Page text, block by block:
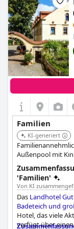
Familien
KI-generiert
Außenpool mit
Spielbereich,
Kindermahlzeiten
über
Fahrradverleih.
'Familien'
Von KI
Das Landhotel
Badeteich und
Hotel, das viele
verfügt über